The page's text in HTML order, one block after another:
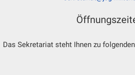
Das Sekretariat steht Ihnen zu